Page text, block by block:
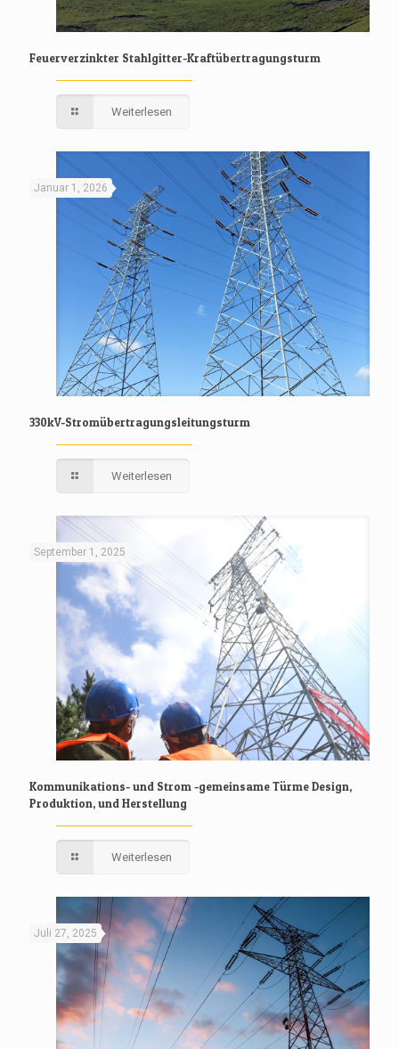
Feuerverzinkter Stahlgitter-Kraftübertragungsturm
Weiterlesen
Januar 1, 2026
330kV-Stromübertragungsleitungsturm
Weiterlesen
September 1, 2025
Kommunikations- und Strom -gemeinsame Türme Design,
Produktion, und Herstellung
Weiterlesen
Juli 27, 2025